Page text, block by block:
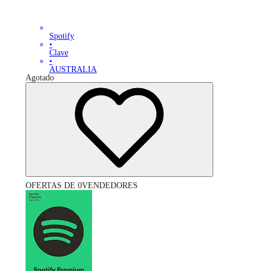
Spotify
•
Clave
•
AUSTRALIA
Agotado
OFERTAS DE 0VENDEDORES